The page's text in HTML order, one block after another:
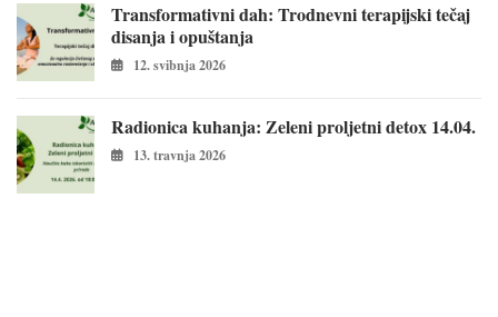
Transformativni dah: Trodnevni terapijski tečaj
disanja i opuštanja
12. svibnja 2026
Radionica kuhanja: Zeleni proljetni detox 14.04.
13. travnja 2026